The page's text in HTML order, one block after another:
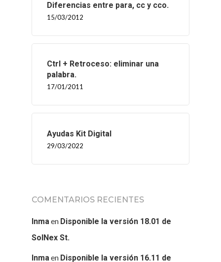
Diferencias entre para, cc y cco.
15/03/2012
Ctrl + Retroceso: eliminar una
palabra.
17/01/2011
Ayudas Kit Digital
29/03/2022
COMENTARIOS RECIENTES
Inmaen Disponible la versión 18.01 de
SolNex St.
Inmaen Disponible la versión 16.11 de